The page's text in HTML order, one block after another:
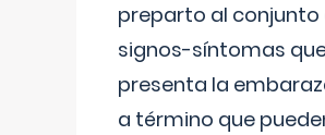
preparto al conjunto
signos-síntomas
presenta la
a término que